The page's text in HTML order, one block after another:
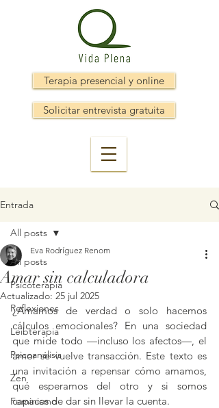
Terapia presencial y online
Solicitar entrevista gratuita
Entrada
All posts
Psicoterapia
Reflexiones
Leibterapia
Psicoanálisis
Zen
Feminismo
All posts
Amar sin calculadora
Eva Rodríguez Renom
Actualizado: 25 jul 2025
¿Amamos de verdad o solo hacemos
cálculos emocionales? En una sociedad
que mide todo —incluso los afectos—, el
amor se vuelve transacción. Este texto es
una invitación a repensar cómo amamos,
qué esperamos del otro y si somos
capaces de dar sin llevar la cuenta.